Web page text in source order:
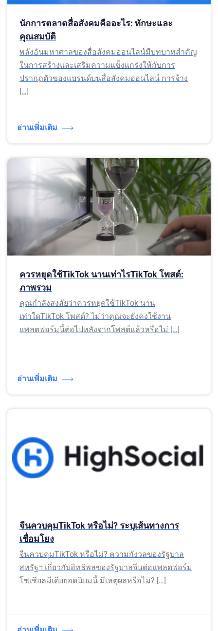
นักการตลาดสื่อสังคมคืออะไร: ทักษะและ
คุณสมบัติ
พลังอันมหาศาลของสื่อสังคมออนไลน์มีบทบาทสำคัญ
ในการสร้างและเสริมความแข็งแกร่งให้กับการ
ปรากฏตัวของแบรนด์บนสื่อสังคมออนไลน์ การจ้าง
[…]
อ่านเพิ่มเติม
ควรหยุดใช้TikTok นานเท่าไรTikTok โพสต์:
ภาพรวม
คุณกำลังสงสัยว่าควรหยุดใช้TikTok นาน
เท่าใดTikTok โพสต์? ไม่ว่าคุณจะยังคงใช้งาน
แพลตฟอร์มนี้ต่อไปหลังจากโพสต์แล้วหรือไม่ […]
อ่านเพิ่มเติม
จีนควบคุมTikTok หรือไม่? ระบุเส้นทางการ
เชื่อมโยง
จีนควบคุมTikTok หรือไม่? ความกังวลของรัฐบาล
สหรัฐฯ เกี่ยวกับอิทธิพลของรัฐบาลจีนต่อแพลตฟอร์ม
โซเชียลมีเดียยอดนิยมนี้ มีเหตุผลหรือไม่? […]